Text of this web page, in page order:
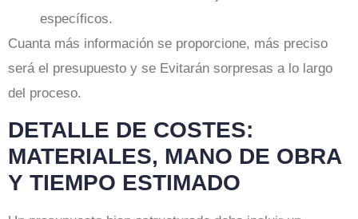
específicos.
Cuanta más información se proporcione, más preciso
será el presupuesto y se Evitarán sorpresas a lo largo
del proceso.
DETALLE DE COSTES:
MATERIALES, MANO DE OBRA
Y TIEMPO ESTIMADO